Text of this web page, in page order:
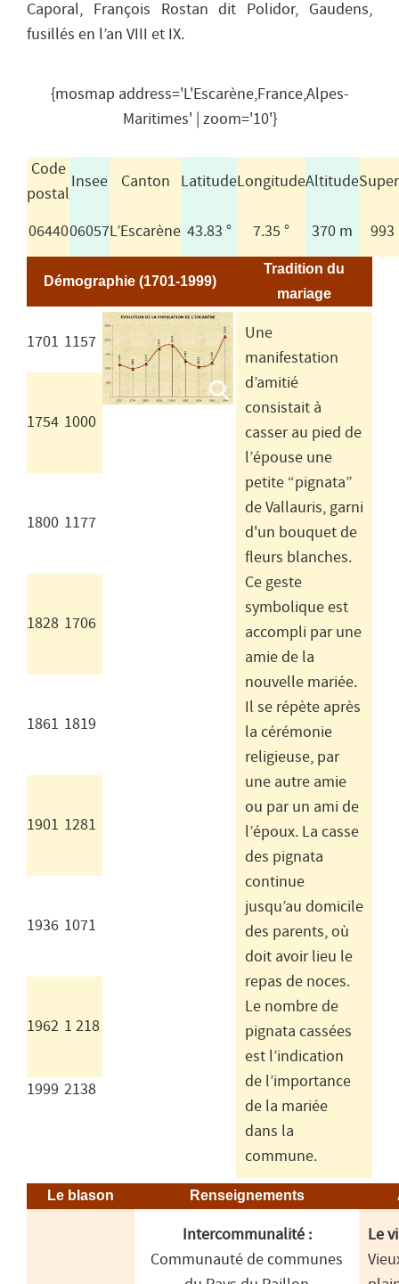
Caporal, François Rostan dit Polidor, Gaudens,
fusillés en l’an VIII et IX.
{mosmap address='L'Escarène,France,Alpes-
Maritimes' | zoom='10'}
Code
postal
Insee Canton LatitudeLongitudeAltitude
0644006057L’Escarène 43.83 ° 7.35 ° 370 m 993
Démographie (1701-1999)
Tradition du
mariage
1701 1157
Une
manifestation
d’amitié
consistait à
casser au pied de
l’épouse une
petite “pignata”
de Vallauris, garni
d'un bouquet de
fleurs blanches.
Ce geste
symbolique est
accompli par une
amie de la
nouvelle mariée.
Il se répète après
la cérémonie
religieuse, par
une autre amie
ou par un ami de
l’époux. La casse
des pignata
continue
jusqu’au domicile
des parents, où
doit avoir lieu le
repas de noces.
Le nombre de
pignata cassées
est l’indication
de l’importance
de la mariée
dans la
commune.
1754 1000
1800 1177
1828 1706
1861 1819
1901 1281
1936 1071
1962 1 218
1999 2138
Le blason Renseignements
Intercommunalité :
Communauté de communes
Le